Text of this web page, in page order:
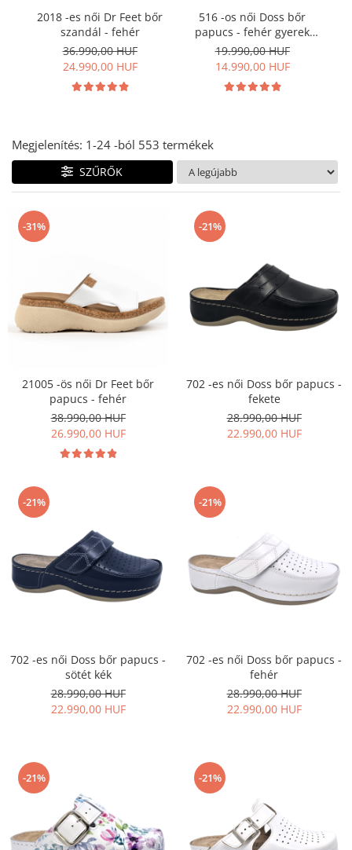
Női nyitott papucs - DOSS
Női szandál - DOSS
Férfi nyitott papucs - DOSS
Házi papucs - DOSS
PIUMETTA - gördülő talpú lábbeli
Női csukott papucsok - Medi+
Ferfi csukott papucsok - Medi+
Női nyitott papucs - Medi+
LEON KLOMPE LÁBBELI
Női csukott papucs - Leon
Női nyitott papucs - Leon
Női szandál - Leon
Férfi nyitott papucs
Papucs
NYARI FÉRFI LÁBBELI KOLLEKCIÓ
GYEREK SZANDÁL ÉS PAPUCS
STERILIZÁLHATÓ KLUMPA
TÉLI GYAPJÚ PAPUCSOK - női és
férfi
KIVEHETŐ TALPBETÉTES KLUMPA
BÜTYKÖS LÁBRA VALÓ PAPUCS
MUNKAVÉDELMI TANUSÍTVÁNNYAL
rendelkező termék
2018 -es női Dr Feet bőr
szandál - fehér
36.990,00 HUF
24.990,00 HUF
516 -os női Doss bőr
papucs - fehér gyerek
rajz mintás
19.990,00 HUF
14.990,00 HUF
Megjelenítés: 1-24 -ból 553 termékek
SZŰRŐK
-31%
21005 -ös női Dr Feet bőr
papucs - fehér
38.990,00 HUF
26.990,00 HUF
-21%
702 -es női Doss bőr papucs -
fekete
28.990,00 HUF
22.990,00 HUF
-21%
702 -es női Doss bőr papucs -
sötét kék
28.990,00 HUF
22.990,00 HUF
-21%
702 -es női Doss bőr papucs -
fehér
28.990,00 HUF
22.990,00 HUF
-21% -21%